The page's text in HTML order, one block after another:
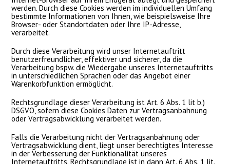
werden. Durch diese Cookies werden im individuellen Umfang
bestimmte Informationen von Ihnen, wie beispielsweise Ihre
Browser- oder Standortdaten oder Ihre IP-Adresse,
verarbeitet.
Durch diese Verarbeitung wird unser Internetauftritt
benutzerfreundlicher, effektiver und sicherer, da die
Verarbeitung bspw. die Wiedergabe unseres Internetauftritts
in unterschiedlichen Sprachen oder das Angebot einer
Warenkorbfunktion ermöglicht.
Rechtsgrundlage dieser Verarbeitung ist Art. 6 Abs. 1 lit b.)
DSGVO, sofern diese Cookies Daten zur Vertragsanbahnung
oder Vertragsabwicklung verarbeitet werden.
Falls die Verarbeitung nicht der Vertragsanbahnung oder
Vertragsabwicklung dient, liegt unser berechtigtes Interesse
in der Verbesserung der Funktionalität unseres
Internetauftritts. Rechtsgrundlage ist in dann Art. 6 Abs. 1 lit.